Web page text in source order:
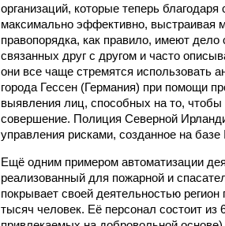
организаций, которые теперь
максимально эффективно, выстраивая
правопорядка, как правило, имеют
связанных друг с другом и часто
они все чаще стремятся использовать
города Гессен (Германия) при помощи
выявления лиц, способных на то, чтобы
совершение. Полиция Северной
управления рисками, созданное на
Ещё одним примером автоматизации
реализованный для пожарной и
покрывает своей деятельностью
тысяч человек. Её персонал состоит